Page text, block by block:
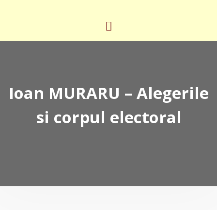
Ioan MURARU – Alegerile
si corpul electoral